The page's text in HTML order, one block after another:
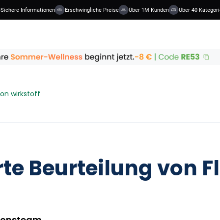
Informationen Erschwingliche Preise Über 1M Kunden Über 40 Kategorien
wirkstoff
Beurteilung von